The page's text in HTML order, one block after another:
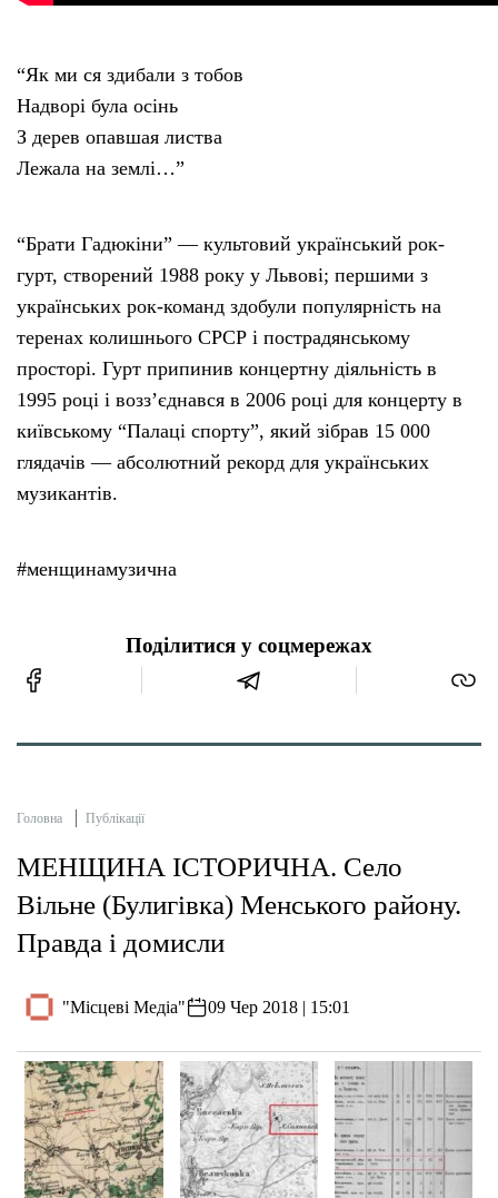
“Як ми ся здибали з тобов
Hадворі була осінь
З дерев опавшая листва
Лежала на землі…”
“Брати Гадюкіни” — культовий український рок-
гурт, створений 1988 року у Львові; першими з
українських рок-команд здобули популярність на
теренах колишнього СРСР і пострадянському
просторі. Гурт припинив концертну діяльність в
1995 році і возз’єднався в 2006 році для концерту в
київському “Палаці спорту”, який зібрав 15 000
глядачів — абсолютний рекорд для українських
музикантів.
#менщинамузична
Поділитися у соцмережах
Головна Публікації
МЕНЩИНА ІСТОРИЧНА. Село
Вільне (Булигівка) Менського району.
Правда і домисли
"Місцеві Медіа" 09 Чер 2018 | 15:01